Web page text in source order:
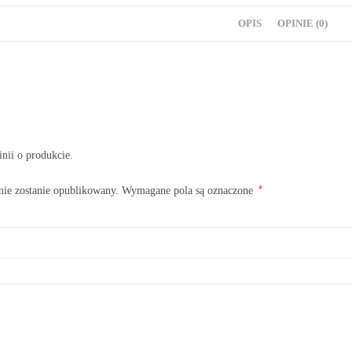
OPIS OPINIE (0)
o produkcie.
zostanie opublikowany. Wymagane pola są oznaczone *